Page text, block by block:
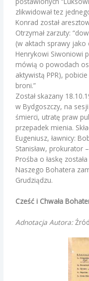
zlikwidował tez
Konrad został
Otrzymał zarzuty:
(w aktach sprawy jako
Henrykowi Siwoniowi
mówią o powodach
aktywistą PPR),
broni.”
Został skazany
w Bydgoszczy, na
śmierci, utratę praw
przepadek mienia.
Eugeniusz, ławnicy:
Stanisław, prokurator
Prośba o łaskę
Naszego Bohatera
Grudziądzu.
Cześć i Chwała
Adnotacja Autora: